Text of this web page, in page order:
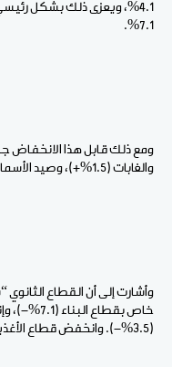
4.1%، ويعزى ذلك بشكل
7.1%.
والغابات (1.5%+)، وصيد الأسماك (1.1+)”.
(3.5%-). وانخفض قطاع الأغذية الزراعية بنسبة 2.9%”.